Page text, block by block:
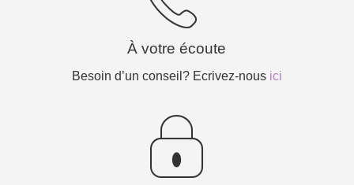
À votre écoute
Besoin d’un conseil? Ecrivez-nous ici